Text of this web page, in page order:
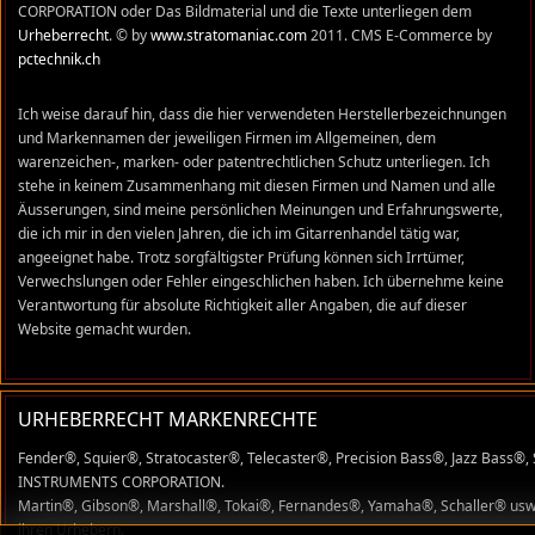
CORPORATION oder Das Bildmaterial und die Texte unterliegen dem
Urheberrecht. © bywww.stratomaniac.com2011. CMS E-Commerce by
pctechnik.ch
Ich weise darauf hin, dass die hier verwendeten Herstellerbezeichnungen
und Markennamen der jeweiligen Firmen im Allgemeinen, dem
warenzeichen-, marken- oder patentrechtlichen Schutz unterliegen. Ich
stehe in keinem Zusammenhang mit diesen Firmen und Namen und alle
Äusserungen, sind meine persönlichen Meinungen und Erfahrungswerte,
die ich mir in den vielen Jahren, die ich im Gitarrenhandel tätig war,
angeeignet habe. Trotz sorgfältigster Prüfung können sich Irrtümer,
Verwechslungen oder Fehler eingeschlichen haben. Ich übernehme keine
Verantwortung für absolute Richtigkeit aller Angaben, die auf dieser
Website gemacht wurden.
URHEBERRECHT MARKENRECHTE
Fender®, Squier®, Stratocaster®, Telecaster®, Precision Bass®, Jazz
INSTRUMENTS CORPORATION.
Martin®, Gibson®, Marshall®, Tokai®, Fernandes®, Yamaha®, Schaller®
ihren Urhebern.